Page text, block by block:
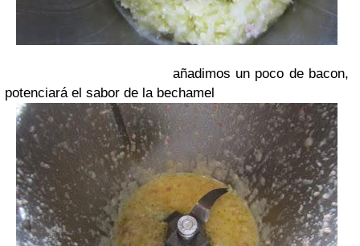
añadimos un poco de bacon,
potenciará el sabor de la bechamel